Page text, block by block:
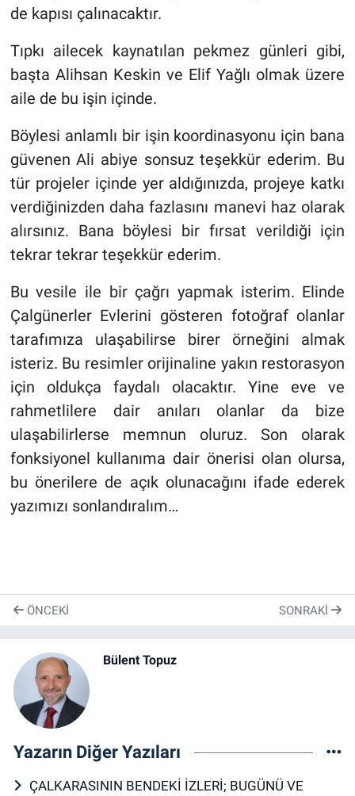
de kapısı çalınacaktır.
Tıpkı ailecek kaynatılan pekmez günleri gibi,
başta Alihsan Keskin ve Elif Yağlı olmak üzere
aile de bu işin içinde.
Böylesi anlamlı bir işin koordinasyonu için bana
güvenen Ali abiye sonsuz teşekkür ederim. Bu
tür projeler içinde yer aldığınızda, projeye katkı
verdiğinizden daha fazlasını manevi haz olarak
alırsınız. Bana böylesi bir fırsat verildiği için
tekrar tekrar teşekkür ederim.
Bu vesile ile bir çağrı yapmak isterim. Elinde
Çalgünerler Evlerini gösteren fotoğraf olanlar
tarafımıza ulaşabilirse birer örneğini almak
isteriz. Bu resimler orijinaline yakın restorasyon
için oldukça faydalı olacaktır. Yine eve ve
rahmetlilere dair anıları olanlar da bize
ulaşabilirlerse memnun oluruz. Son olarak
fonksiyonel kullanıma dair önerisi olan olursa,
bu önerilere de açık olunacağını ifade ederek
yazımızı sonlandıralım…
ÖNCEKI SONRAKI
Bülent Topuz
Yazarın Diğer Yazıları
ÇALKARASININ BENDEKİ İZLERİ; BUGÜNÜ VE